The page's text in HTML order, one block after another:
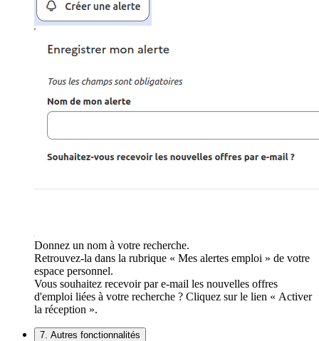
Donnez un nom à votre recherche.
Retrouvez-la dans la rubrique « Mes alertes emploi » de votre
espace personnel.
Vous souhaitez recevoir par e-mail les nouvelles offres
d'emploi liées à votre recherche ? Cliquez sur le lien « Activer
la réception ».
7. Autres fonctionnalités